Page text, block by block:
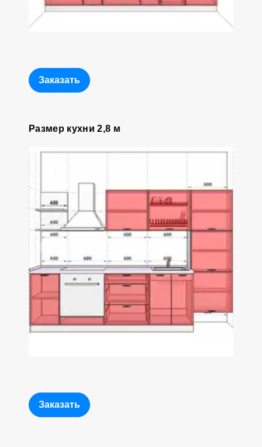
Заказать
Размер кухни 2,8 м
Заказать